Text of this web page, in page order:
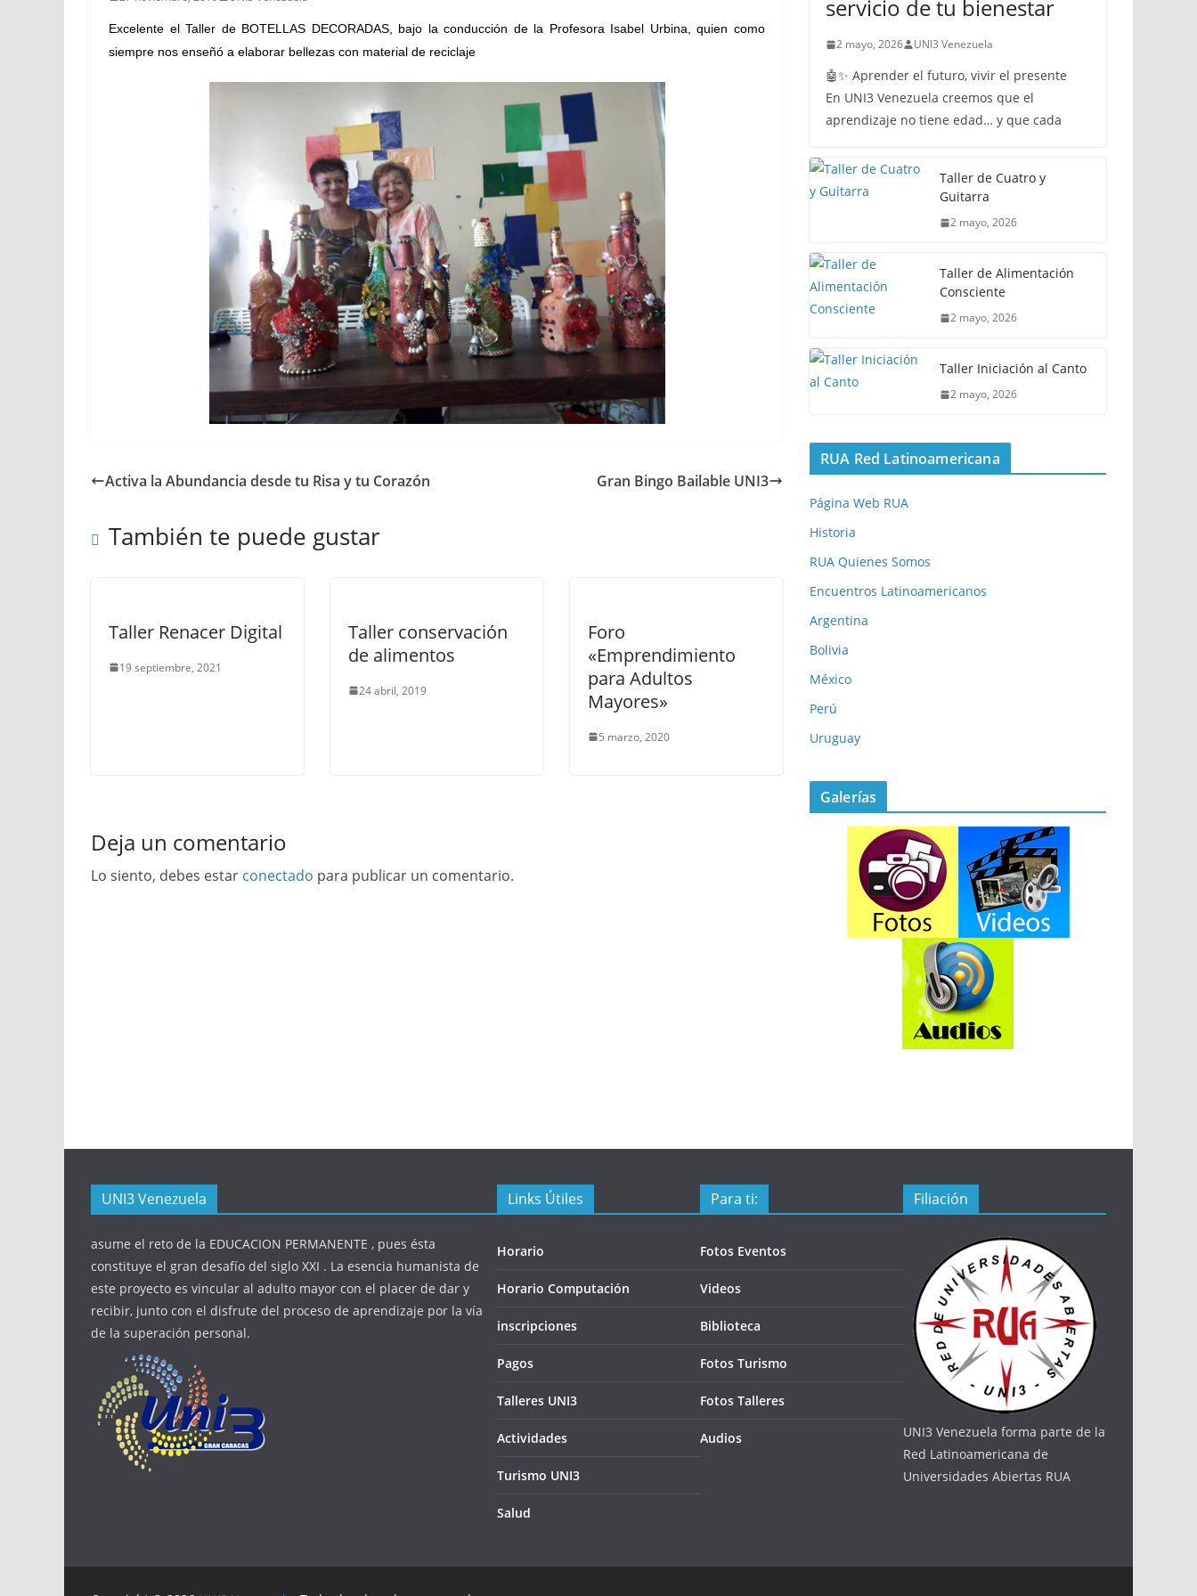
Excelente el Taller de BOTELLAS DECORADAS, bajo la conducción de la Profesora Isabel Urbina, quien como
siempre nos enseñó a elaborar bellezas con material de reciclaje
Activa la Abundancia desde tu Risa y tu Corazón Gran Bingo Bailable UNI3
También te puede gustar
Taller Renacer Digital
19 septiembre, 2021
Taller conservación
de alimentos
24 abril, 2019
Foro
«Emprendimiento
para Adultos
Mayores»
5 marzo, 2020
Deja un comentario
Lo siento, debes estar conectado para publicar un comentario.
servicio de tu bienestar
2 mayo, 2026 UNI3 Venezuela
🤖✨ Aprender el futuro, vivir el presente
En UNI3 Venezuela creemos que el
aprendizaje no tiene edad… y que cada
Taller de Cuatro y
Guitarra
2 mayo, 2026
Taller de Alimentación
Consciente
2 mayo, 2026
Taller Iniciación al Canto
2 mayo, 2026
RUA Red Latinoamericana
Página Web RUA
Historia
RUA Quienes Somos
Encuentros Latinoamericanos
Argentina
Bolivia
México
Perú
Uruguay
Galerías
UNI3 Venezuela
asume el reto de la EDUCACION PERMANENTE , pues ésta
constituye el gran desafío del siglo XXI . La esencia humanista de
este proyecto es vincular al adulto mayor con el placer de dar y
recibir, junto con el disfrute del proceso de aprendizaje por la vía
de la superación personal.
Links Útiles
Horario
Horario Computación
inscripciones
Pagos
Talleres UNI3
Actividades
Turismo UNI3
Salud
Para ti:
Fotos Eventos
Videos
Biblioteca
Fotos Turismo
Fotos Talleres
Audios
Filiación
UNI3 Venezuela forma parte de la
Red Latinoamericana de
Universidades Abiertas RUA